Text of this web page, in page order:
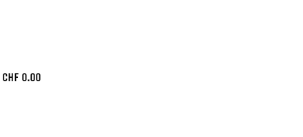
CHF 0.00